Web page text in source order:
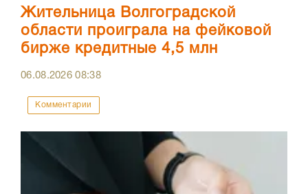
Жительница Волгоградской
области проиграла на фейковой
бирже кредитные 4,5 млн
06.08.202608:38
Комментарии